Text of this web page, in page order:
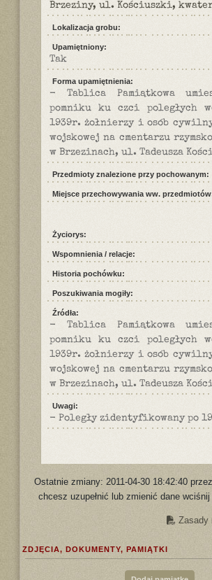
Brzeziny, ul. Kościuszki,
Lokalizacja grobu:
Upamiętniony:
Tak
Forma upamiętnienia:
- Tablica Pamiątkowa
pomniku ku czci poległych
1939r. żołnierzy i osób
wojskowej na cmentarzu
w Brzezinach, ul. Tadeusza
Przedmioty znalezione przy pochowanym:
Miejsce przechowywania ww.
Życiorys:
Wspomnienia / relacje:
Historia pochówku:
Poszukiwania mogiły:
Źródła:
- Tablica Pamiątkowa
pomniku ku czci poległych
1939r. żołnierzy i osób
wojskowej na cmentarzu
w Brzezinach, ul. Tadeusza
Uwagi:
- Poległy zidentyfikowany po
Ostatnie zmiany: 2011-04-30 18:42:40 przez
chcesz uzupełnić lub zmienić dane wciśnij
Zasady
ZDJĘCIA, DOKUMENTY, PAMIĄTKI